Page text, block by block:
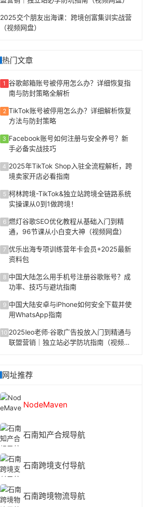
2025交个朋友出海课：跨境创富集训实战营
（视频网盘）
热门文章
1 谷歌邮箱账号被停用怎么办？详细恢复指
南与防封策略全解析
2 TikTok账号被停用怎么办？详细解析恢复
方法与防封策略
3 Facebook账号如何注册与安全养号？新
手必备实战技巧
4 2025年TikTok Shop入驻全流程解析，跨
境卖家开店必看指南
5 柯林跨境-TikTok&独立站跨境全链路系统
实操课从0到1做跨境！
6 燃灯谷歌SEO优化教程从基础入门到精
通，96节课从小白变大神（视频网盘）
7 优乐出海专项训练营年卡会员+2025最新
资料包
8 中国大陆怎么用手机号注册谷歌账号？成
功率、技巧与避坑指南
9 中国大陆安卓与iPhone如何安全下载并使
用WhatsApp指南
10 2025leo老师·谷歌广告投放入门到精通与
联盟营销｜独立站必学防坑指南（视频网
网址推荐
NodeMaven
石南知产合规导航
石南跨境支付导航
石南跨境物流导航